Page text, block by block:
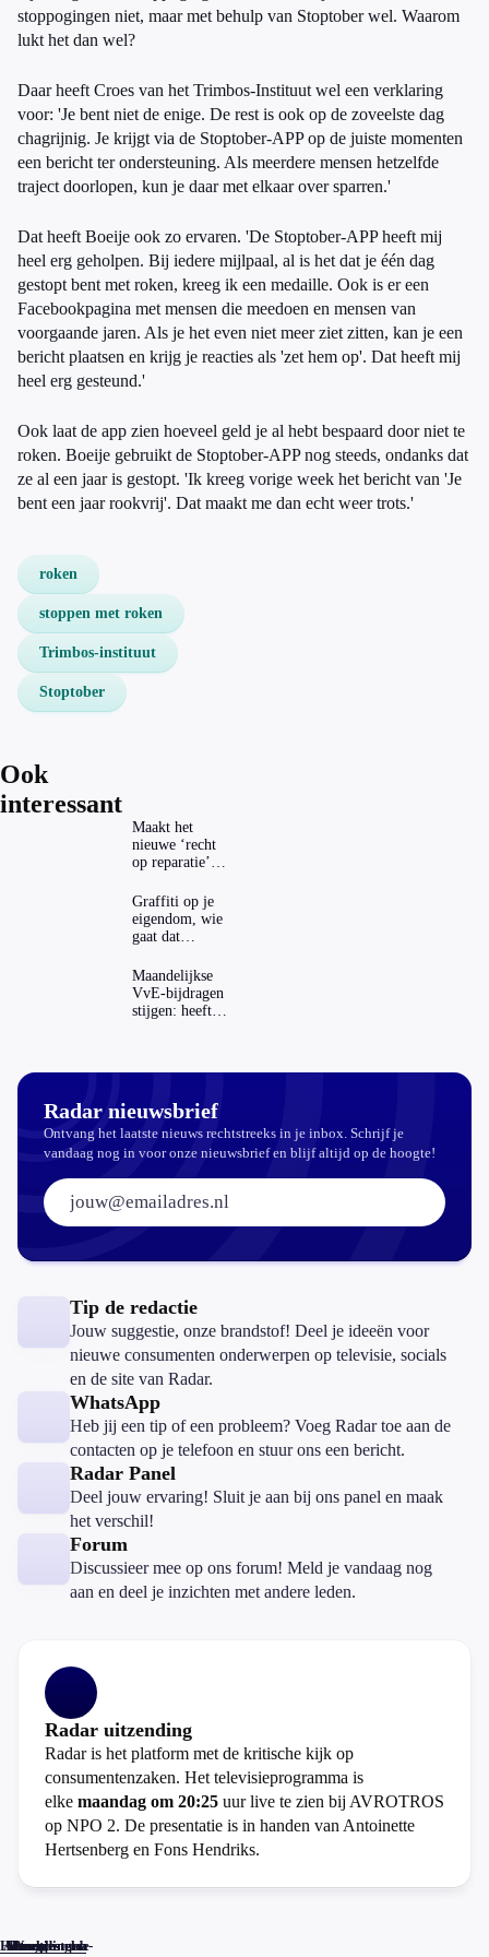
stoppogingen niet, maar met behulp van Stoptober wel. Waarom
lukt het dan wel?
Daar heeft Croes van het Trimbos-Instituut wel een verklaring
voor: 'Je bent niet de enige. De rest is ook op de zoveelste dag
chagrijnig. Je krijgt via de Stoptober-APP op de juiste momenten
een bericht ter ondersteuning. Als meerdere mensen hetzelfde
traject doorlopen, kun je daar met elkaar over sparren.'
Dat heeft Boeije ook zo ervaren. 'De Stoptober-APP heeft mij
heel erg geholpen. Bij iedere mijlpaal, al is het dat je één dag
gestopt bent met roken, kreeg ik een medaille. Ook is er een
Facebookpagina met mensen die meedoen en mensen van
voorgaande jaren. Als je het even niet meer ziet zitten, kan je een
bericht plaatsen en krijg je reacties als 'zet hem op'. Dat heeft mij
heel erg gesteund.'
Ook laat de app zien hoeveel geld je al hebt bespaard door niet te
roken. Boeije gebruikt de Stoptober-APP nog steeds, ondanks dat
ze al een jaar is gestopt. 'Ik kreeg vorige week het bericht van 'Je
bent een jaar rookvrij'. Dat maakt me dan echt weer trots.'
roken
stoppen met roken
Trimbos-instituut
Stoptober
Ook
interessant
Maakt het
nieuwe ‘recht
op reparatie’
echt
aantrekkelijker?
Graffiti op je
eigendom, wie
gaat dat
Maandelijkse
VvE-bijdragen
stijgen: heeft
Radar nieuwsbrief
Ontvang het laatste nieuws rechtstreeks in je inbox. Schrijf je
vandaag nog in voor onze nieuwsbrief en blijf altijd op de hoogte!
E-mailadres:
Tip de redactie
Jouw suggestie, onze brandstof! Deel je ideeën voor
nieuwe consumenten onderwerpen op televisie, socials
en de site van Radar.
WhatsApp
Heb jij een tip of een probleem? Voeg Radar toe aan de
contacten op je telefoon en stuur ons een bericht.
Radar Panel
Deel jouw ervaring! Sluit je aan bij ons panel en maak
het verschil!
Forum
Discussieer mee op ons forum! Meld je vandaag nog
aan en deel je inzichten met andere leden.
Radar uitzending
Radar is het platform met de kritische kijk op
consumentenzaken. Het televisieprogramma is
elke maandag om 20:25 uur live te zien bij AVROTROS
op NPO 2. De presentatie is in handen van Antoinette
Hertsenberg en Fons Hendriks.
Home
Actueel
Uitzendingen
Reacties
Programma-
Veelgestelde